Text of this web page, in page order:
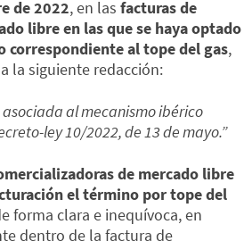
de 2022, en las facturas de
libre en las que se haya optado
al tope del gas,
la siguiente redacción:
al mecanismo ibérico
ley 10/2022, de 13 de mayo.”
de mercado libre
el término por tope del
forma clara e inequívoca, en
dentro de la factura de